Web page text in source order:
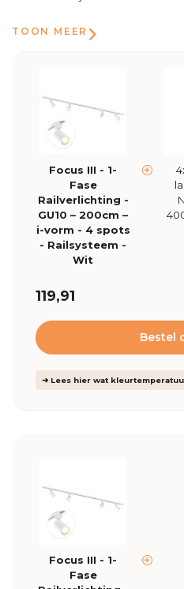
TOON MEER
Focus III - 1-
Fase
Railverlichting -
GU10 – 200cm –
i-vorm - 4 spots
- Railsysteem -
Wit
119,91
Bestel
➜ Lees hier wat
Focus III - 1-
Fase